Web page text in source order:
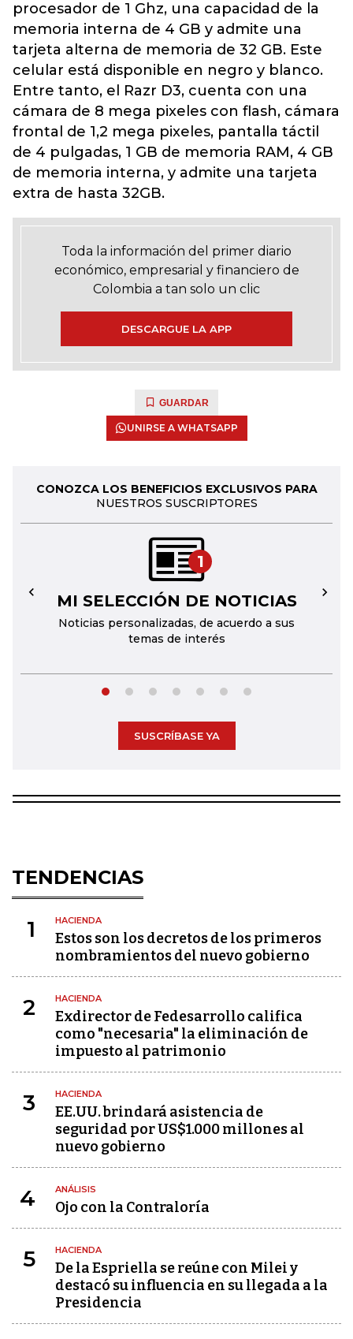
procesador de 1 Ghz, una capacidad de la
memoria interna de 4 GB y admite una
tarjeta alterna de memoria de 32 GB. Este
celular está disponible en negro y blanco.
Entre tanto, el Razr D3, cuenta con una
cámara de 8 mega pixeles con flash, cámara
frontal de 1,2 mega pixeles, pantalla táctil
de 4 pulgadas, 1 GB de memoria RAM, 4 GB
de memoria interna, y admite una tarjeta
extra de hasta 32GB.
Toda la información del primer diario
económico, empresarial y financiero de
Colombia a tan solo un clic
DESCARGUE LA APP
GUARDAR
UNIRSE A WHATSAPP
CONOZCA LOS BENEFICIOS EXCLUSIVOS PARA
NUESTROS SUSCRIPTORES
1
MI SELECCIÓN DE NOTICIAS
Noticias personalizadas, de acuerdo a sus
temas de interés
← →
SUSCRÍBASE YA
TENDENCIAS
1 HACIENDA
Estos son los decretos de los primeros
nombramientos del nuevo gobierno
2 HACIENDA
Exdirector de Fedesarrollo califica
como "necesaria" la eliminación de
impuesto al patrimonio
3 HACIENDA
EE.UU. brindará asistencia de
seguridad por US$1.000 millones al
nuevo gobierno
4 ANÁLISIS
Ojo con la Contraloría
5 HACIENDA
De la Espriella se reúne con Milei y
destacó su influencia en su llegada a la
Presidencia